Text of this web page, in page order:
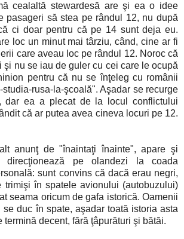
cealaltă stewardesă are şi ea o idee
pasageri să stea pe rândul 12, nu după
ci doar pentru că pe 14 sunt deja eu.
loc un minut mai târziu, când, cine ar fi
care aveau loc pe rândul 12. Noroc că
şi nu se iau de guler cu cei care le ocupă
pentru că nu se înţeleg cu românii
rusa-la-şcoală". Aşadar se recurge
dar ea a plecat de la locul conflictului
că ar putea avea cineva locuri pe 12.
anunţ de "înaintaţi înainte", apare şi
pe olandezi la coada
sunt convins că dacă erau negri,
trimişi în spatele avionului (autobuzului)
seama oricum de gafa istorică. Oamenii
duc în spate, aşadar toată istoria asta
termină decent, fără ţâpurături şi bătăi.